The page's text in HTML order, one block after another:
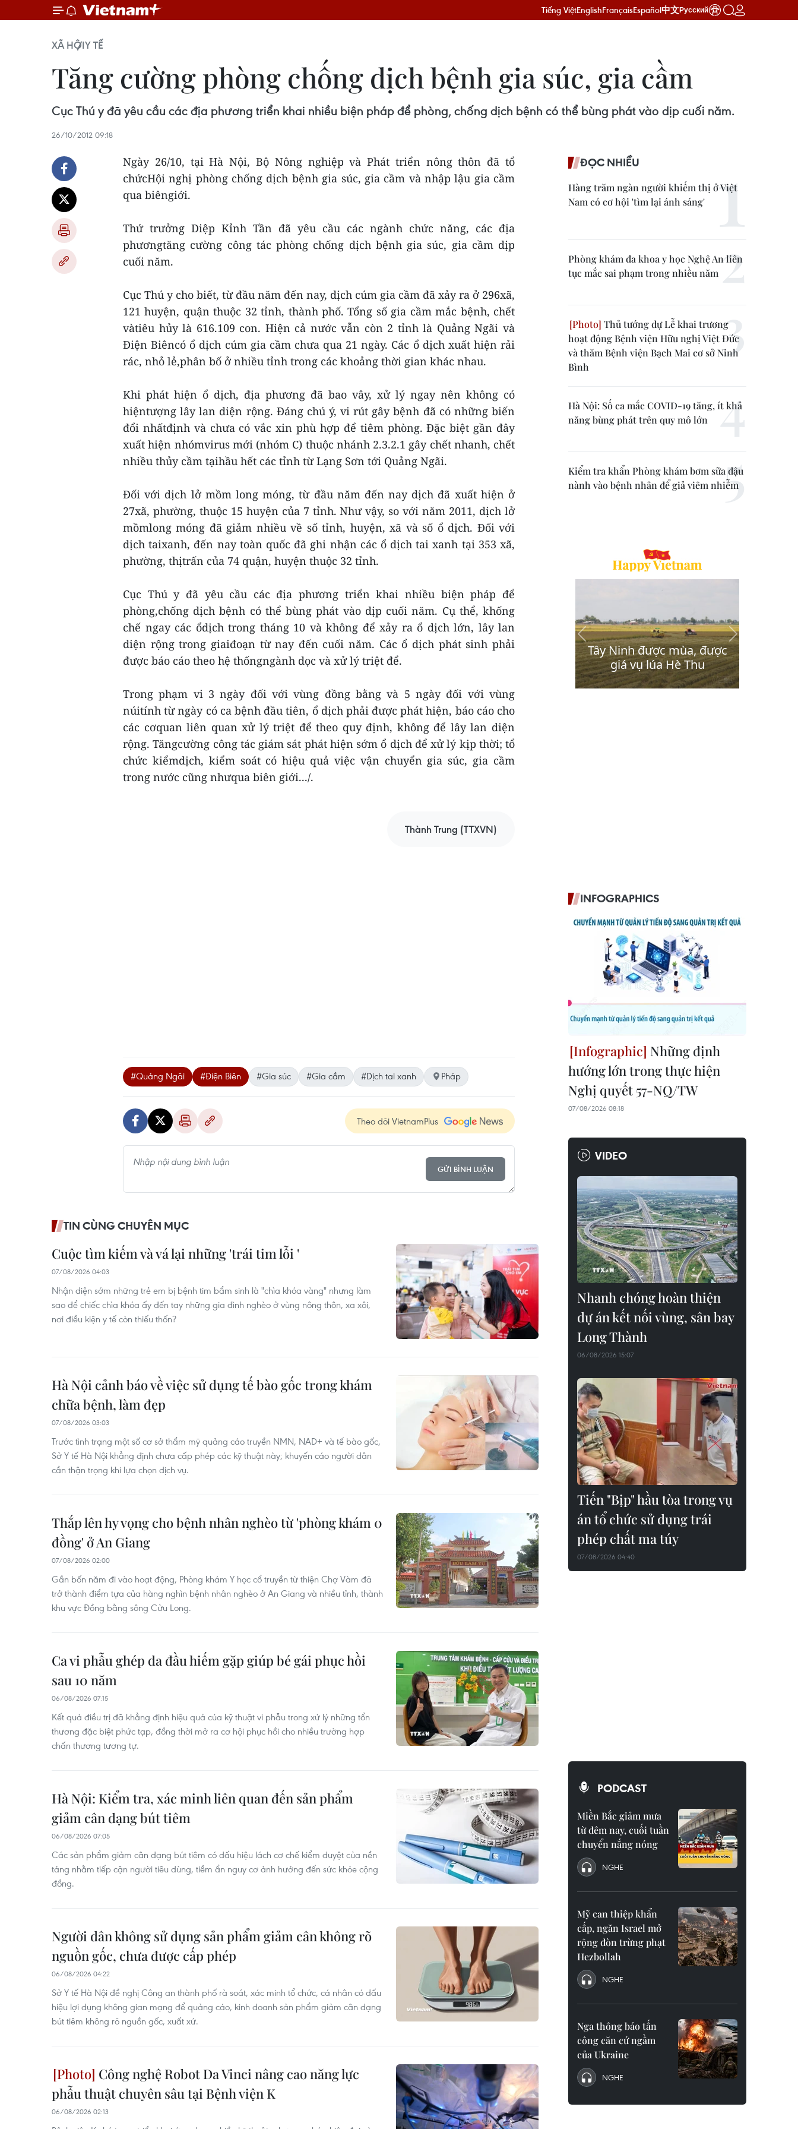
Tiếng ViệtEnglishFrançaisEspañol中文Русский
XÃ HỘIY TẾ
Tăng cường phòng chống dịch bệnh gia súc, gia cầm
Cục Thú y đã yêu cầu các địa phương triển khai nhiều biện pháp để phòng, chống dịch bệnh có thể bùng phát vào dịp cuối năm.
26/10/2012 09:18
Ngày 26/10, tại Hà Nội, Bộ Nông nghiệp và Phát triển nông thôn đã tổ
chứcHội nghị phòng chống dịch bệnh gia súc, gia cầm và nhập lậu gia cầm
qua biêngiới.
Thứ trưởng Diệp Kỉnh Tần đã yêu cầu các ngành chức năng, các địa
phươngtăng cường công tác phòng chống dịch bệnh gia súc, gia cầm dịp
cuối năm.
Cục Thú y cho biết, từ đầu năm đến nay, dịch cúm gia cầm đã xảy ra ở 296xã,
121 huyện, quận thuộc 32 tỉnh, thành phố. Tổng số gia cầm mắc bệnh, chết
vàtiêu hủy là 616.109 con. Hiện cả nước vẫn còn 2 tỉnh là Quảng Ngãi và
Điện Biêncó ổ dịch cúm gia cầm chưa qua 21 ngày. Các ổ dịch xuất hiện rải
rác, nhỏ lẻ,phân bố ở nhiều tỉnh trong các khoảng thời gian khác nhau.
Khi phát hiện ổ dịch, địa phương đã bao vây, xử lý ngay nên không có
hiệntượng lây lan diện rộng. Đáng chú ý, vi rút gây bệnh đã có những biến
đổi nhấtđịnh và chưa có vắc xin phù hợp để tiêm phòng. Đặc biệt gần đây
xuất hiện nhómvirus mới (nhóm C) thuộc nhánh 2.3.2.1 gây chết nhanh, chết
nhiều thủy cầm tạihầu hết các tỉnh từ Lạng Sơn tới Quảng Ngãi.
Đối với dịch lở mồm long móng, từ đầu năm đến nay dịch đã xuất hiện ở
27xã, phường, thuộc 15 huyện của 7 tỉnh. Như vậy, so với năm 2011, dịch lở
mồmlong móng đã giảm nhiều về số tỉnh, huyện, xã và số ổ dịch. Đối với
dịch taixanh, đến nay toàn quốc đã ghi nhận các ổ dịch tai xanh tại 353 xã,
phường, thịtrấn của 74 quận, huyện thuộc 32 tỉnh.
Cục Thú y đã yêu cầu các địa phương triển khai nhiều biện pháp để
phòng,chống dịch bệnh có thể bùng phát vào dịp cuối năm. Cụ thể, khống
chế ngay các ổdịch trong tháng 10 và không để xảy ra ổ dịch lớn, lây lan
diện rộng trong giaiđoạn từ nay đến cuối năm. Các ổ dịch phát sinh phải
được báo cáo theo hệ thốngngành dọc và xử lý triệt để.
Trong phạm vi 3 ngày đối với vùng đồng bằng và 5 ngày đối với vùng
núitính từ ngày có ca bệnh đầu tiên, ổ dịch phải được phát hiện, báo cáo cho
các cơquan liên quan xử lý triệt để theo quy định, không để lây lan diện
rộng. Tăngcường công tác giám sát phát hiện sớm ổ dịch để xử lý kịp thời; tổ
chức kiểmdịch, kiểm soát có hiệu quả việc vận chuyển gia súc, gia cầm
trong nước cũng nhưqua biên giới.../.
Thành Trung (TTXVN)
#Quảng Ngãi #Điện Biên #Gia súc #Gia cầm #Dịch tai xanh Pháp
Theo dõi VietnamPlus
GỬI BÌNH LUẬN
TIN CÙNG CHUYÊN MỤC
Cuộc tìm kiếm và vá lại những 'trái tim lỗi '
07/08/2026 04:03
Nhận diện sớm những trẻ em bị bệnh tim bẩm sinh là "chìa khóa vàng" nhưng làm
sao để chiếc chìa khóa ấy đến tay những gia đình nghèo ở vùng nông thôn, xa xôi,
nơi điều kiện y tế còn thiếu thốn?
Hà Nội cảnh báo về việc sử dụng tế bào gốc trong khám
chữa bệnh, làm đẹp
07/08/2026 03:03
Trước tình trạng một số cơ sở thẩm mỹ quảng cáo truyền NMN, NAD+ và tế bào gốc,
Sở Y tế Hà Nội khẳng định chưa cấp phép các kỹ thuật này; khuyến cáo người dân
cần thận trọng khi lựa chọn dịch vụ.
Thắp lên hy vọng cho bệnh nhân nghèo từ 'phòng khám 0
đồng' ở An Giang
07/08/2026 02:00
Gần bốn năm đi vào hoạt động, Phòng khám Y học cổ truyền từ thiện Chợ Vàm đã
trở thành điểm tựa của hàng nghìn bệnh nhân nghèo ở An Giang và nhiều tỉnh, thành
khu vực Đồng bằng sông Cửu Long.
Ca vi phẫu ghép da đầu hiếm gặp giúp bé gái phục hồi
sau 10 năm
06/08/2026 07:15
Kết quả điều trị đã khẳng định hiệu quả của kỹ thuật vi phẫu trong xử lý những tổn
thương đặc biệt phức tạp, đồng thời mở ra cơ hội phục hồi cho nhiều trường hợp
chấn thương tương tự.
Hà Nội: Kiểm tra, xác minh liên quan đến sản phẩm
giảm cân dạng bút tiêm
06/08/2026 07:05
Các sản phẩm giảm cân dạng bút tiêm có dấu hiệu lách cơ chế kiểm duyệt của nền
tảng nhằm tiếp cận người tiêu dùng, tiềm ẩn nguy cơ ảnh hưởng đến sức khỏe cộng
đồng.
Người dân không sử dụng sản phẩm giảm cân không rõ
nguồn gốc, chưa được cấp phép
06/08/2026 04:22
Sở Y tế Hà Nội đề nghị Công an thành phố rà soát, xác minh tổ chức, cá nhân có dấu
hiệu lợi dụng không gian mạng để quảng cáo, kinh doanh sản phẩm giảm cân dạng
bút tiêm không rõ nguồn gốc, xuất xứ.
Công nghệ Robot Da Vinci nâng cao năng lực
phẫu thuật chuyên sâu tại Bệnh viện K
06/08/2026 02:13
ĐỌC NHIỀU
Hàng trăm ngàn người khiếm thị ở Việt
Nam có cơ hội 'tìm lại ánh sáng'
Phòng khám đa khoa y học Nghệ An liên
tục mắc sai phạm trong nhiều năm
Thủ tướng dự Lễ khai trương
hoạt động Bệnh viện Hữu nghị Việt Đức
và thăm Bệnh viện Bạch Mai cơ sở Ninh
Bình
Hà Nội: Số ca mắc COVID-19 tăng, ít khả
năng bùng phát trên quy mô lớn
Kiểm tra khẩn Phòng khám bơm sữa đậu
nành vào bệnh nhân để giả viêm nhiễm
INFOGRAPHICS
Những định
hướng lớn trong thực hiện
Nghị quyết 57-NQ/TW
07/08/2026 08:18
VIDEO
Nhanh chóng hoàn thiện
dự án kết nối vùng, sân bay
Long Thành
06/08/2026 15:07
Tiến "Bịp" hầu tòa trong vụ
án tổ chức sử dụng trái
phép chất ma túy
07/08/2026 04:40
PODCAST
Miền Bắc giảm mưa
từ đêm nay, cuối tuần
chuyển nắng nóng
NGHE
Mỹ can thiệp khẩn
cấp, ngăn Israel mở
rộng đòn trừng phạt
Hezbollah
NGHE
Nga thông báo tấn
công căn cứ ngầm
của Ukraine
NGHE